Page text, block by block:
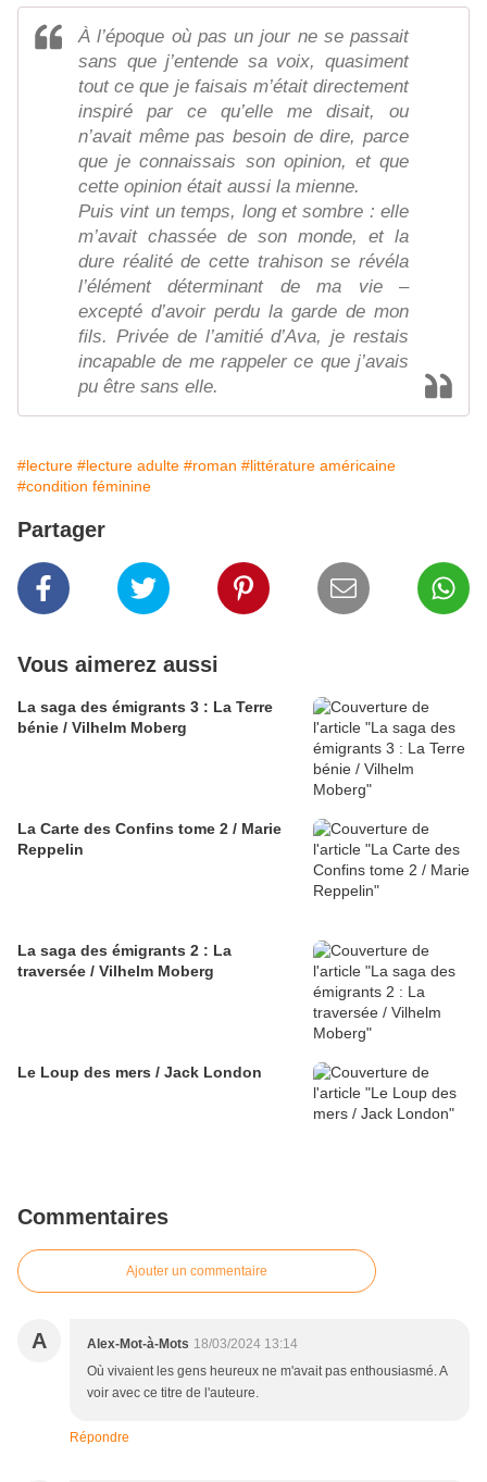
À l’époque où pas un jour ne se passait
sans que j’entende sa voix, quasiment
tout ce que je faisais m’était directement
inspiré par ce qu’elle me disait, ou
n’avait même pas besoin de dire, parce
que je connaissais son opinion, et que
cette opinion était aussi la mienne.
Puis vint un temps, long et sombre : elle
m’avait chassée de son monde, et la
dure réalité de cette trahison se révéla
l’élément déterminant de ma vie –
excepté d’avoir perdu la garde de mon
fils. Privée de l’amitié d’Ava, je restais
incapable de me rappeler ce que j’avais
pu être sans elle.
#lecture #lecture adulte #roman #littérature américaine
#condition féminine
Partager
Vous aimerez aussi
La saga des émigrants 3 : La Terre
bénie / Vilhelm Moberg
La Carte des Confins tome 2 / Marie
Reppelin
La saga des émigrants 2 : La
traversée / Vilhelm Moberg
Le Loup des mers / Jack London
Commentaires
Ajouter un commentaire
A Alex-Mot-à-Mots 18/03/2024 13:14
Où vivaient les gens heureux ne m'avait pas enthousiasmé. A
voir avec ce titre de l'auteure.
Répondre